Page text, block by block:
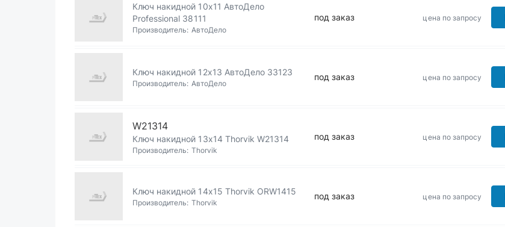
Ключ накидной 10х11 АвтоДело
Professional 38111
Производитель: АвтоДело
под заказ цена по запросу
Ключ накидной 12х13 АвтоДело 33123
Производитель: АвтоДело
под заказ цена по запросу
W21314
Ключ накидной 13х14 Thorvik W21314
Производитель: Thorvik
под заказ цена по запросу
Ключ накидной 14х15 Thorvik ORW1415
Производитель: Thorvik
под заказ цена по запросу